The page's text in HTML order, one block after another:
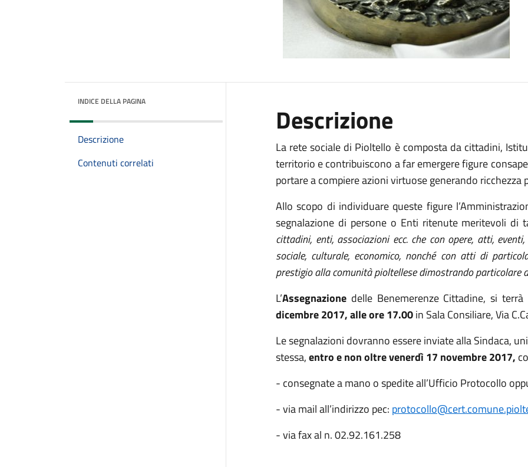
INDICE DELLA PAGINA
Descrizione
Contenuti correlati
Descrizione
La rete sociale di Pioltello è composta da cittadini,
territorio e contribuiscono a far emergere figure
portare a compiere azioni virtuose generando ricchezza
Allo scopo di individuare queste figure
segnalazione di persone o Enti ritenute meritevoli di
cittadini, enti, associazioni ecc. che con opere, atti,
sociale, culturale, economico, nonché con atti di
prestigio alla comunità pioltellese dimostrando particolare
L’Assegnazione delle Benemerenze Cittadine, si
dicembre 2017, alle ore 17.00in Sala Consiliare, Via
Le segnalazioni dovranno essere inviate alla Sindaca,
stessa,entro e non oltre venerdì 17 novembre 2017,
- consegnate a mano o spedite all’Ufficio Protocollo
- via mail all’indirizzo pec:
- via fax al n. 02.92.161.258